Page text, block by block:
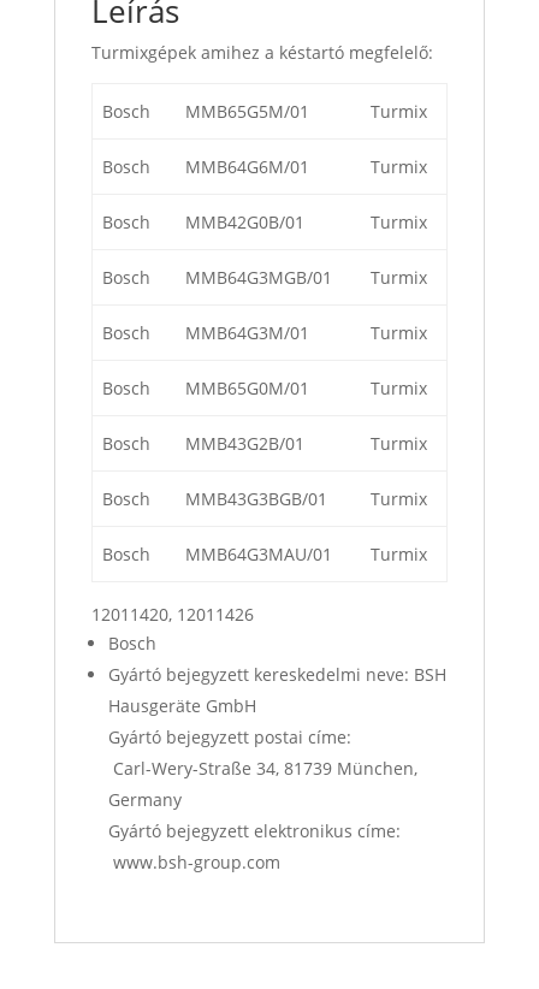
Leírás
Turmixgépek amihez a késtartó megfelelő:
Bosch MMB65G5M/01 Turmix
Bosch MMB64G6M/01 Turmix
Bosch MMB42G0B/01 Turmix
Bosch MMB64G3MGB/01 Turmix
Bosch MMB64G3M/01 Turmix
Bosch MMB65G0M/01 Turmix
Bosch MMB43G2B/01 Turmix
Bosch MMB43G3BGB/01 Turmix
Bosch MMB64G3MAU/01 Turmix
12011420, 12011426
Bosch
Gyártó bejegyzett kereskedelmi neve: BSH
Hausgeräte GmbH
Gyártó bejegyzett postai címe:
Carl-Wery-Straße 34, 81739 München,
Germany
Gyártó bejegyzett elektronikus címe:
www.bsh-group.com